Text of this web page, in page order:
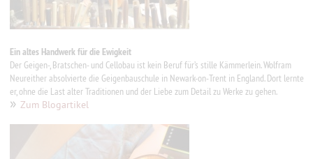
Ein altes Handwerk für die Ewigkeit
Der Geigen-, Bratschen- und Cellobau ist kein Beruf für’s stille Kämmerlein. Wolfram
Neureither absolvierte die Geigenbauschule in Newark-on-Trent in England. Dort lernte
er, ohne die Last alter Traditionen und der Liebe zum Detail zu Werke zu gehen.
»Zum Blogartikel